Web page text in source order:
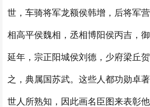
世，车骑将军龙额侯韩增，后将军
相高平侯魏相，丞相博阳侯丙吉，
延年，宗正阳城侯刘德，少府梁丘
之，典属国苏武。这些人都功勋卓
世人所熟知，因此画名臣图来表彰